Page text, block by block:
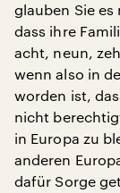
glauben Sie es
dass ihre
acht, neun,
wenn also in
worden ist,
nicht
in Europa zu
anderen
dafür Sorge